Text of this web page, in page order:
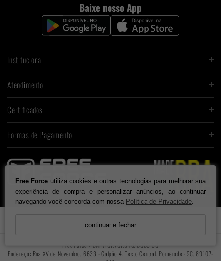
Free Force utiliza cookies e outras tecnologias para melhorar sua
experiência de compra e personalizar anúncios, ao continuar
navegando você concorda com nossa Política de Privacidade.
continuar e fechar
Baixe nosso App
Institucional
Atendimento
Certificados
Formas de Pagamento
Free Force / CNPJ: 01.701.348/0003-30
Endereço: Rua XV de Novembro, 6633 - Galpão 4. Testo Central. Pomerode - SC, 89107-